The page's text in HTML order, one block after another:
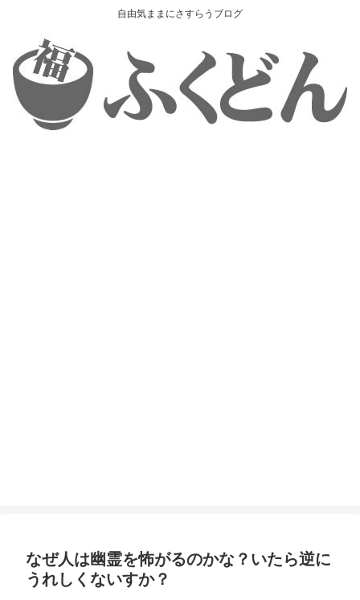
自由気ままにさすらうブログ
なぜ人は幽霊を怖がるのかな？いたら逆に
うれしくないすか？